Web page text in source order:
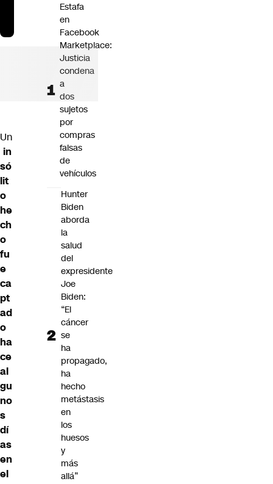
Un
in
só
lit
o
he
ch
o
fu
e
ca
pt
ad
o
ha
ce
al
gu
no
s
dí
as
en
el
Estafa
en
Facebook
Marketplace:
Justicia
condena
a
dos
sujetos
por
compras
falsas
de
vehículos
Hunter
Biden
aborda
la
salud
del
expresidente
Joe
Biden:
“El
cáncer
se
ha
propagado,
ha
hecho
metástasis
en
los
huesos
y
más
allá”